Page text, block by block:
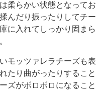
柔らかい状態となってお
んだり振ったりしてチー
に入れてしっかり固まら
モッツァレラチーズも表
たり曲がったりすること
ズがボロボロになること